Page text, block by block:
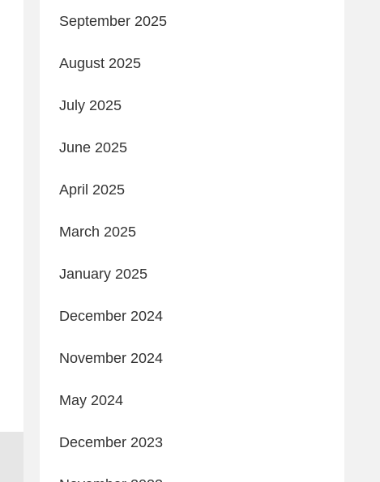
September 2025
August 2025
July 2025
June 2025
April 2025
March 2025
January 2025
December 2024
November 2024
May 2024
December 2023